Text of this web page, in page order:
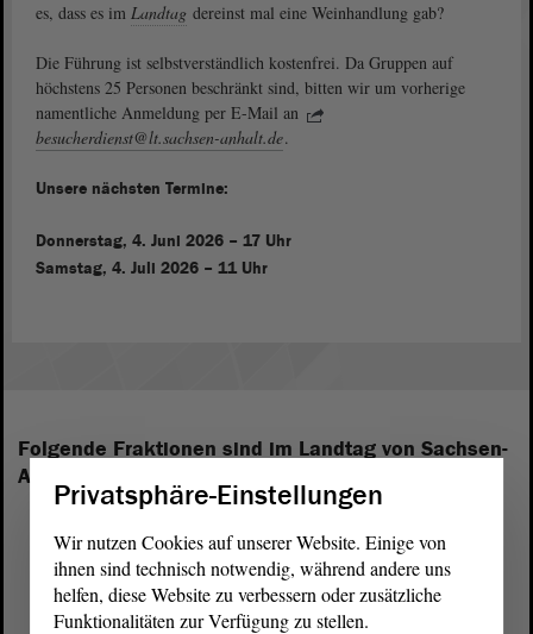
es, dass es im Landtag dereinst mal eine Weinhandlung gab?
Die Führung ist selbstverständlich kostenfrei. Da Gruppen auf
höchstens 25 Personen beschränkt sind, bitten wir um vorherige
namentliche Anmeldung per E-Mail an
besucherdienst@lt.sachsen-anhalt.de.
Unsere nächsten Termine:
Donnerstag, 4. Juni 2026 – 17 Uhr
Samstag, 4. Juli 2026 – 11 Uhr
Folgende Fraktionen sind im Landtag von Sachsen-
Anhalt vertreten:
Privatsphäre-Einstellungen
Wir nutzen Cookies auf unserer Website. Einige von
ihnen sind technisch notwendig, während andere uns
helfen, diese Website zu verbessern oder zusätzliche
Funktionalitäten zur Verfügung zu stellen.